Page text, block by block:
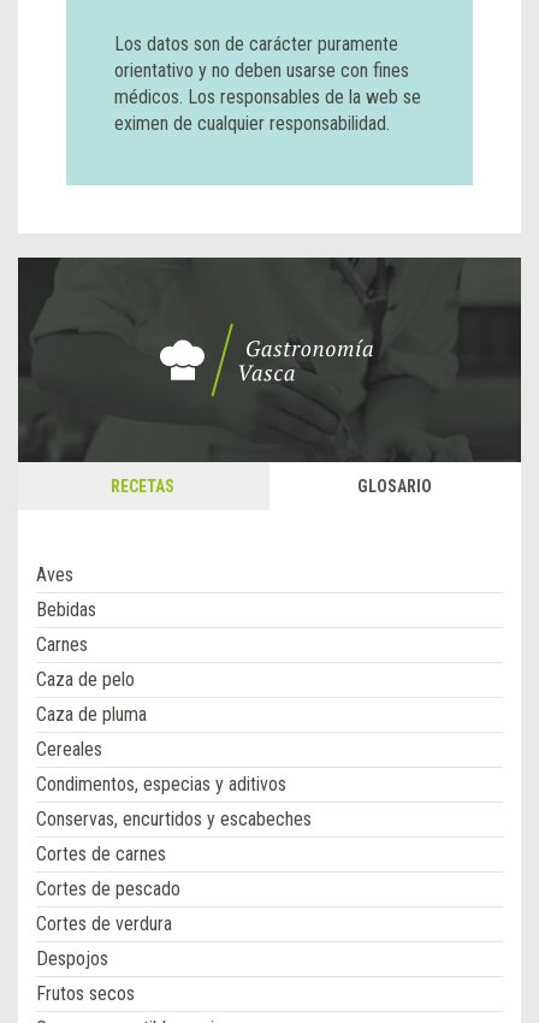
Los datos son de carácter puramente
orientativo y no deben usarse con fines
médicos. Los responsables de la web se
eximen de cualquier responsabilidad.
RECETAS GLOSARIO
Aves
Bebidas
Carnes
Caza de pelo
Caza de pluma
Cereales
Condimentos, especias y aditivos
Conservas, encurtidos y escabeches
Cortes de carnes
Cortes de pescado
Cortes de verdura
Despojos
Frutos secos